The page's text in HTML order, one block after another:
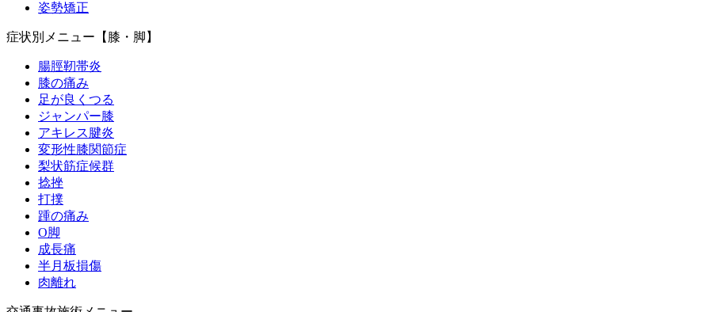
姿勢矯正
症状別メニュー【膝・脚】
腸脛靭帯炎
膝の痛み
足が良くつる
ジャンパー膝
アキレス腱炎
変形性膝関節症
梨状筋症候群
捻挫
打撲
踵の痛み
O脚
成長痛
半月板損傷
肉離れ